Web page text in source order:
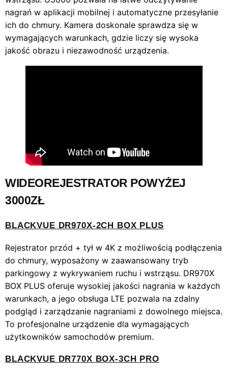
nagrań w aplikacji mobilnej i automatyczne przesyłanie
ich do chmury. Kamera doskonale sprawdza się w
wymagających warunkach, gdzie liczy się wysoka
jakość obrazu i niezawodność urządzenia.
WIDEOREJESTRATOR POWYŻEJ
3000ZŁ
BLACKVUE DR970X‑2CH BOX PLUS
Rejestrator przód + tył w 4K z możliwością podłączenia
do chmury, wyposażony w zaawansowany tryb
parkingowy z wykrywaniem ruchu i wstrząsu. DR970X
BOX PLUS oferuje wysokiej jakości nagrania w każdych
warunkach, a jego obsługa LTE pozwala na zdalny
podgląd i zarządzanie nagraniami z dowolnego miejsca.
To profesjonalne urządzenie dla wymagających
użytkowników samochodów premium.
BLACKVUE DR770X BOX‑3CH PRO